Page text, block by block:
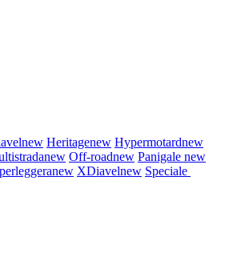
new Heritagenew Hypermotardnew
new Off-roadnew Panigale new
new XDiavelnew Speciale